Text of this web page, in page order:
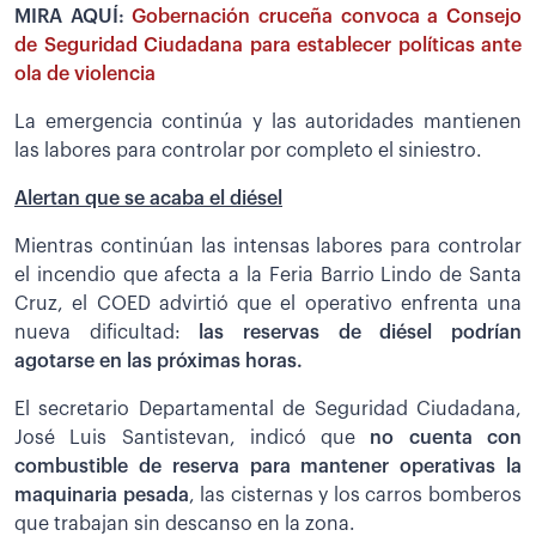
MIRA AQUÍ:Gobernación cruceña convoca a Consejo
de Seguridad Ciudadana para establecer políticas ante
ola de violencia
La emergencia continúa y las autoridades mantienen
las labores para controlar por completo el siniestro.
Alertan que se acaba el diésel
Mientras continúan las intensas labores para controlar
el incendio que afecta a la Feria Barrio Lindo de Santa
Cruz, el COED advirtió que el operativo enfrenta una
nueva dificultad:
las reservas de diésel podrían
agotarse en las próximas horas.
El secretario Departamental de Seguridad Ciudadana,
José Luis Santistevan, indicó que no cuenta con
combustible de reserva para mantener operativas la
maquinaria pesada, las cisternas y los carros bomberos
que trabajan sin descanso en la zona.